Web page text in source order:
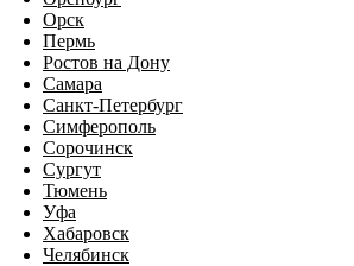
Орск
Пермь
Ростов на Дону
Самара
Санкт-Петербург
Симферополь
Сорочинск
Сургут
Тюмень
Уфа
Хабаровск
Челябинск